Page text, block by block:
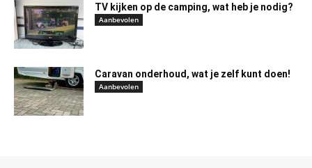
TV kijken op de camping, wat heb je nodig?
Aanbevolen
Caravan onderhoud, wat je zelf kunt doen!
Aanbevolen